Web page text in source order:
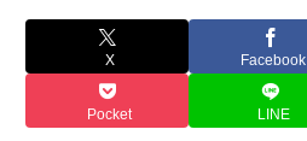
X Facebook
Pocket LINE